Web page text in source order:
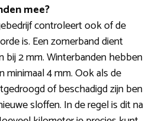
mee?
controleert ook of de
is. Een zomerband dient
bij 2 mm. Winterbanden hebben
minimaal 4 mm. Ook als de
of beschadigd zijn ben
sloffen. In de regel is dit na